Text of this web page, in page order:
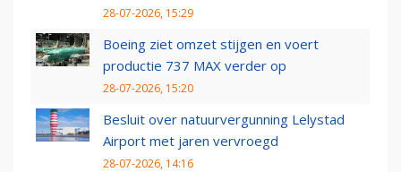
28-07-2026, 15:29
Boeing ziet omzet stijgen en voert
productie 737 MAX verder op
28-07-2026, 15:20
Besluit over natuurvergunning Lelystad
Airport met jaren vervroegd
28-07-2026, 14:16